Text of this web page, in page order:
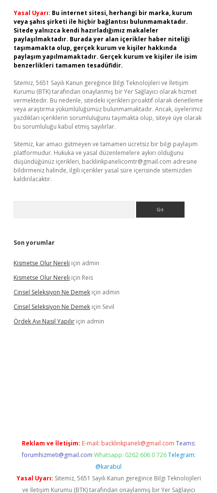
Yasal Uyarı: Bu internet sitesi, herhangi bir marka, kurum
veya şahıs şirketi ile hiçbir bağlantısı bulunmamaktadır.
Sitede yalnızca kendi hazırladığımız makaleler
paylaşılmaktadır. Burada yer alan içerikler haber niteliği
taşımamakta olup, gerçek kurum ve kişiler hakkında
paylaşım yapılmamaktadır. Gerçek kurum ve kişiler ile isim
benzerlikleri tamamen tesadüfidir.
Sitemiz, 5651 Sayılı Kanun gereğince Bilgi Teknolojileri ve İletişim
Kurumu (BTK) tarafından onaylanmış bir Yer Sağlayıcı olarak hizmet
vermektedir. Bu nedenle, sitedeki içerikleri proaktif olarak denetleme
veya araştırma yükümlülüğümüz bulunmamaktadır. Ancak, üyelerimiz
yazdıkları içeriklerin sorumluluğunu taşımakta olup, siteye üye olarak
bu sorumluluğu kabul etmiş sayılırlar.
Sitemiz, kar amacı gütmeyen ve tamamen ücretsiz bir bilgi paylaşım
platformudur. Hukuka ve yasal düzenlemelere aykırı olduğunu
düşündüğünüz içerikleri, backlinkpanelicomtr@gmail.com adresine
bildirmeniz halinde, ilgili içerikler yasal süre içerisinde sitemizden
kaldırılacaktır.
Son yorumlar
Kismetse Olur Nereli için admin
Kismetse Olur Nereli için Reis
Cinsel Seleksiyon Ne Demek için admin
Cinsel Seleksiyon Ne Demek için Sevil
Ördek Avı Nasıl Yapılır için admin
Reklam ve İletişim: E-mail: backlinkpaneli@gmail.com Teams:
forumhizmeti@gmail.com Whatsapp: 0262 606 0 726 Telegram:
@karabul
Yasal Uyarı: Sitemiz, 5651 Sayılı Kanun gereğince Bilgi Teknolojileri
ve İletişim Kurumu (BTK) tarafından onaylanmış bir Yer Sağlayıcı